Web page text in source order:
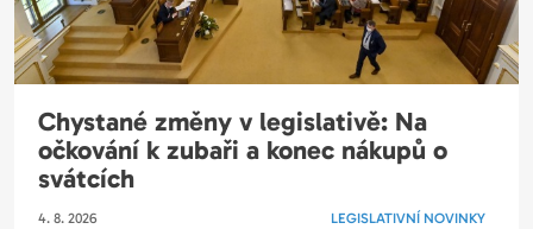
Chystané změny v legislativě: Na
očkování k zubaři a konec nákupů o
svátcích
4. 8. 2026 LEGISLATIVNÍ NOVINKY